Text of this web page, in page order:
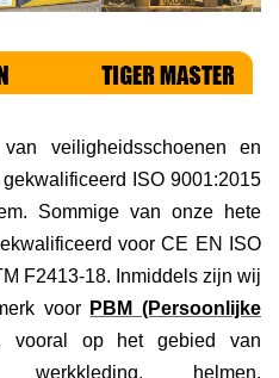
van veiligheidsschoenen en
ISO 9001:2015
Sommige van onze hete
voor CE EN ISO
F2413-18. Inmiddels zijn wij
voor PBM (Persoonlijke
vooral op het gebied van
werkkleding, helmen,